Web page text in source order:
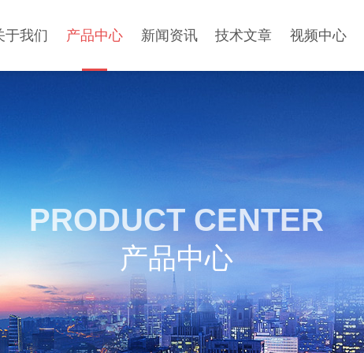
于我们 产品中心 新闻资讯 技术文章 视频中心
PRODUCT CENTER
产品中心